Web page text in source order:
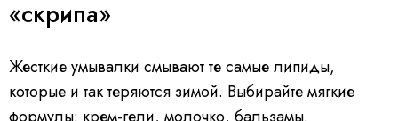
«скрипа»
Жесткие умывалки смывают те самые липиды,
которые и так теряются зимой. Выбирайте мягкие